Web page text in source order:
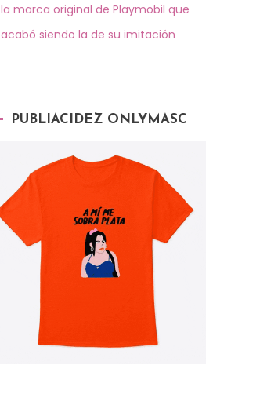
la marca original de Playmobil que
acabó siendo la de su imitación
PUBLIACIDEZ ONLYMASC